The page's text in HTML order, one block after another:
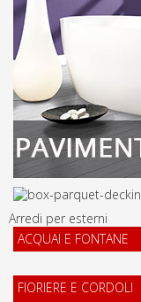
Arredi per esterni
ACQUAI E FONTANE
FIORIERE E CORDOLI